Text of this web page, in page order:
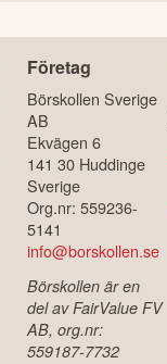
Företag
Börskollen Sverige
AB
Ekvägen 6
141 30 Huddinge
Sverige
Org.nr: 559236-
5141
info@borskollen.se
Börskollen är en
del av FairValue FV
AB, org.nr:
559187-7732